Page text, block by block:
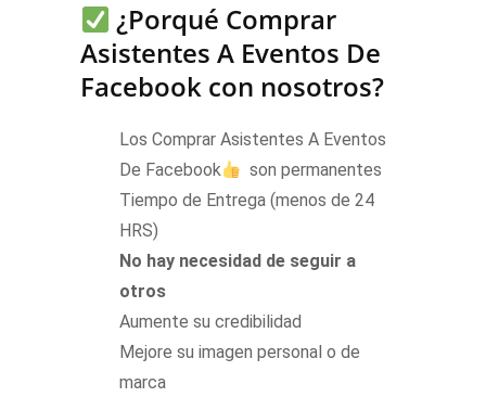
¿Porqué Comprar
Asistentes A Eventos De
Facebook con nosotros?
Los Comprar Asistentes A Eventos
De Facebook
son permanentes
Tiempo de Entrega (menos de 24
HRS)
No hay necesidad de seguir a
otros
Aumente su credibilidad
Mejore su imagen personal o de
marca